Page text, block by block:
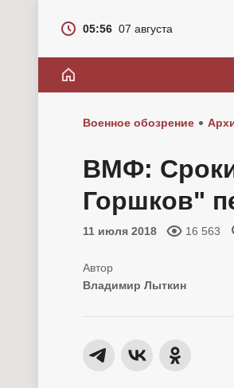
05:56 07 августа
Военное обозрение
ВМФ:
Горшков"
11 июля 2018 16 563
Владимир Лыткин